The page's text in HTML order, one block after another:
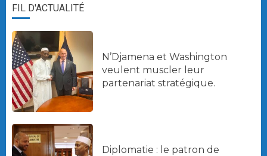
FIL D'ACTUALITÉ
N’Djamena et Washington
veulent muscler leur
partenariat stratégique.
Diplomatie : le patron de